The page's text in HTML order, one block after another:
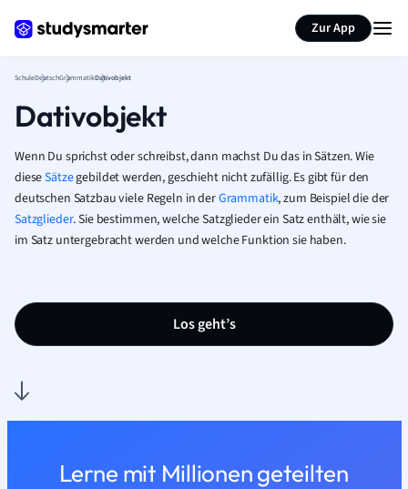
Zur App
SchuleDeutschGrammatikDativobjekt
Dativobjekt
Wenn Du sprichst oder schreibst, dann machst Du das in Sätzen. Wie
dieseSätzegebildet werden, geschieht nicht zufällig. Es gibt für den
deutschen Satzbau viele Regeln in derGrammatik, zum Beispiel die der
Satzglieder. Sie bestimmen, welche Satzglieder ein Satz enthält, wie sie
im Satz untergebracht werden und welche Funktion sie haben.
Los geht’s
Lerne mit Millionen geteilten
Seite zusammenfassen